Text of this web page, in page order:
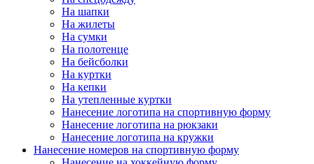
На шапки
На жилеты
На сумки
На полотенце
На бейсболки
На куртки
На кепки
На утепленные куртки
Нанесение логотипа на спортивную форму
Нанесение логотипа на рюкзаки
Нанесение логотипа на кружки
Нанесение номеров на спортивную форму